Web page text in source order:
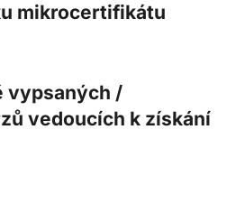
mikrocertifikátu
vypsaných /
vedoucích k získání